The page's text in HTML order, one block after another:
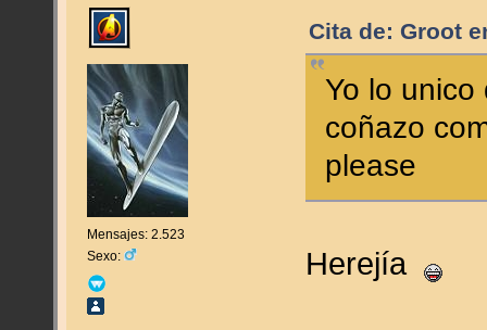
Mensajes: 2.523
Sexo:
Cita de: Groot
Yo lo
coñazo
please
Herejía